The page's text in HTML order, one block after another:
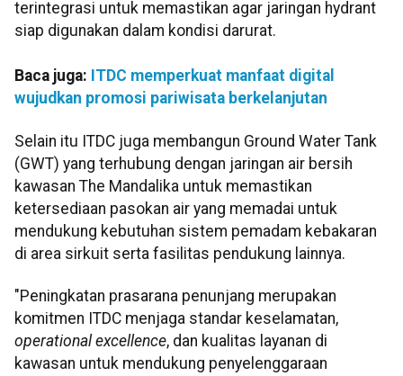
terintegrasi untuk memastikan agar jaringan hydrant
siap digunakan dalam kondisi darurat.
Baca juga: ITDC memperkuat manfaat digital
wujudkan promosi pariwisata berkelanjutan
Selain itu ITDC juga membangun Ground Water Tank
(GWT) yang terhubung dengan jaringan air bersih
kawasan The Mandalika untuk memastikan
ketersediaan pasokan air yang memadai untuk
mendukung kebutuhan sistem pemadam kebakaran
di area sirkuit serta fasilitas pendukung lainnya.
"Peningkatan prasarana penunjang merupakan
komitmen ITDC menjaga standar keselamatan,
operational excellence, dan kualitas layanan di
kawasan untuk mendukung penyelenggaraan